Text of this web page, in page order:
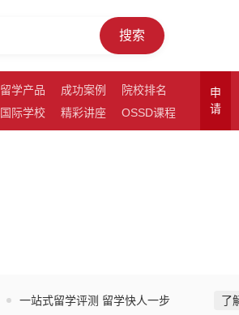
搜索
留学产品 成功案例
院校排名
国际学校
精彩讲座 OSSD课程
申
请
一站式留学评测 留学快人一步 了